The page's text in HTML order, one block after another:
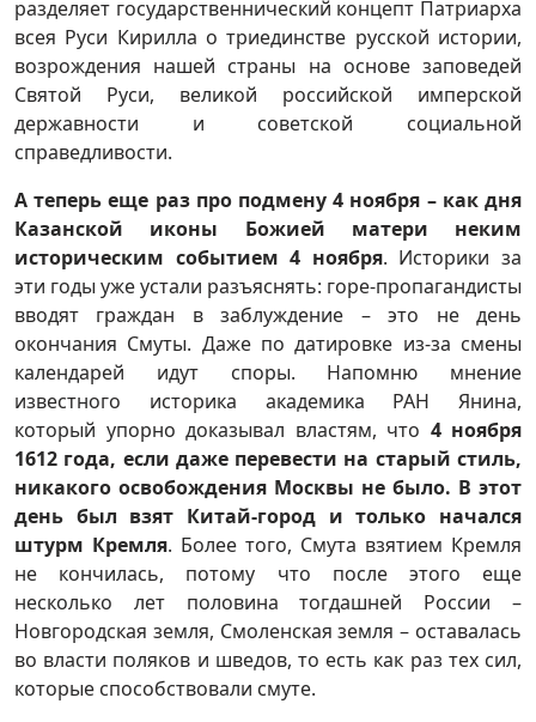
разделяет государственнический концепт Патриарха
всея Руси Кирилла о триединстве русской истории,
возрождения нашей страны на основе заповедей
Святой Руси, великой российской имперской
державности и советской социальной
справедливости.
А теперь еще раз про подмену 4 ноября – как дня
Казанской иконы Божией матери неким
историческим событием 4 ноября. Историки за
эти годы уже устали разъяснять: горе-пропагандисты
вводят граждан в заблуждение – это не день
окончания Смуты. Даже по датировке из-за смены
календарей идут споры. Напомню мнение
известного историка академика РАН Янина,
который упорно доказывал властям, что 4 ноября
1612 года, если даже перевести на старый стиль,
никакого освобождения Москвы не было. В этот
день был взят Китай-город и только начался
штурм Кремля. Более того, Смута взятием Кремля
не кончилась, потому что после этого еще
несколько лет половина тогдашней России –
Новгородская земля, Смоленская земля – оставалась
во власти поляков и шведов, то есть как раз тех сил,
которые способствовали смуте.